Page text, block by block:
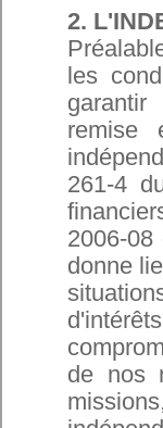
2.
les
remise
261-4
2006-08
donne
de nos